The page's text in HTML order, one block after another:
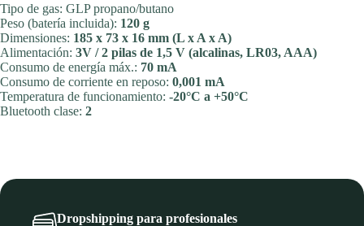
Tipo de gas: GLP propano/butano
Peso (batería incluida): 120 g
Dimensiones: 185 x 73 x 16 mm (L x A x A)
Alimentación: 3V / 2 pilas de 1,5 V (alcalinas, LR03, AAA)
Consumo de energía máx.: 70 mA
Consumo de corriente en reposo: 0,001 mA
Temperatura de funcionamiento: -20°C a +50°C
Bluetooth clase: 2
Dropshipping para profesionales